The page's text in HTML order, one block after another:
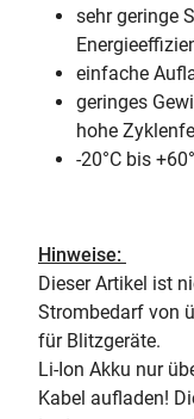
sehr geringe
einfache
geringes
hohe
-20°C bis
Hinweise:
Dieser Artikel ist
Strombedarf von
für Blitzgeräte.
Li-Ion Akku nur
Kabel aufladen!